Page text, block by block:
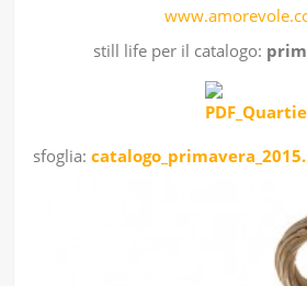
still life per il catalogo:
sfoglia: